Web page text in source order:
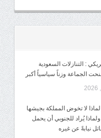
: التنازلات السعودية
الجماعة وزناً سياسياً أكبر
لا تخوض المملكة بجيشها
يُراد للجنوبي أن يحمل
نيابةً عن غيره